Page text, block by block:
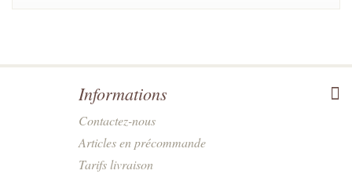
Informations
Contactez-nous
Articles en précommande
Tarifs livraison